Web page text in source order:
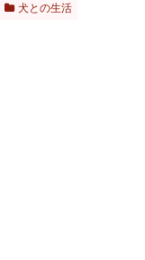
犬との生活